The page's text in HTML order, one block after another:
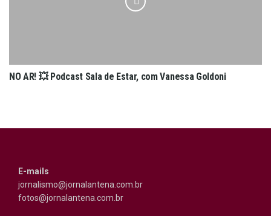
NO AR! 💥 Podcast Sala de Estar, com Vanessa Goldoni
E-mails
jornalismo@jornalantena.com.br
fotos@jornalantena.com.br